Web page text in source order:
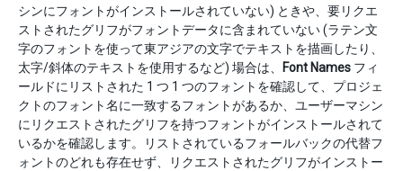
シンにフォントがインストールされていない) ときや、要リクエ
ストされたグリフがフォントデータに含まれていない (ラテン文
字のフォントを使って東アジアの文字でテキストを描画したり、
太字/斜体のテキストを使用するなど) 場合は、
Font Names フィ
ールドにリストされた 1 つ 1 つのフォントを確認して、プロジェ
クトのフォント名に一致するフォントがあるか、ユーザーマシン
にリクエストされたグリフを持つフォントがインストールされて
いるかを確認します。リストされているフォールバックの代替フ
ォントのどれも存在せず、リクエストされたグリフがインストー